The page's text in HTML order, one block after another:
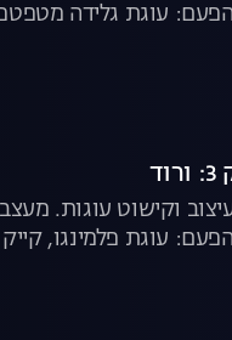
עוגת גלידה
וקישוט עוגות.
עוגת פלמינגו, קייק